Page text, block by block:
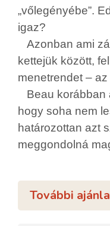
„vőlegényébe”.
igaz?
Azonban ami
kettejük között,
menetrendet –
Beau korábban
hogy soha nem
határozottan azt
meggondolná
További